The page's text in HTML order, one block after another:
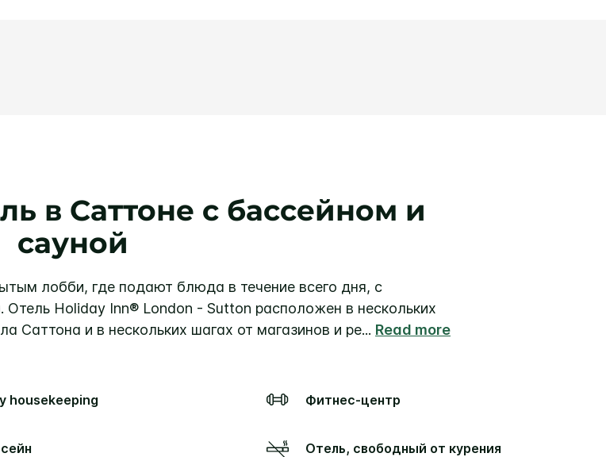
в Саттоне с бассейном и
сауной
лобби, где подают блюда в течение всего дня, с
Отель Holiday Inn® London - Sutton расположен в нескольких
Саттона и в нескольких шагах от магазинов и ре... Read more
housekeeping Фитнес-центр
Отель, свободный от курения